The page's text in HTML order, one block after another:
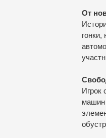
От
Игрок
машин